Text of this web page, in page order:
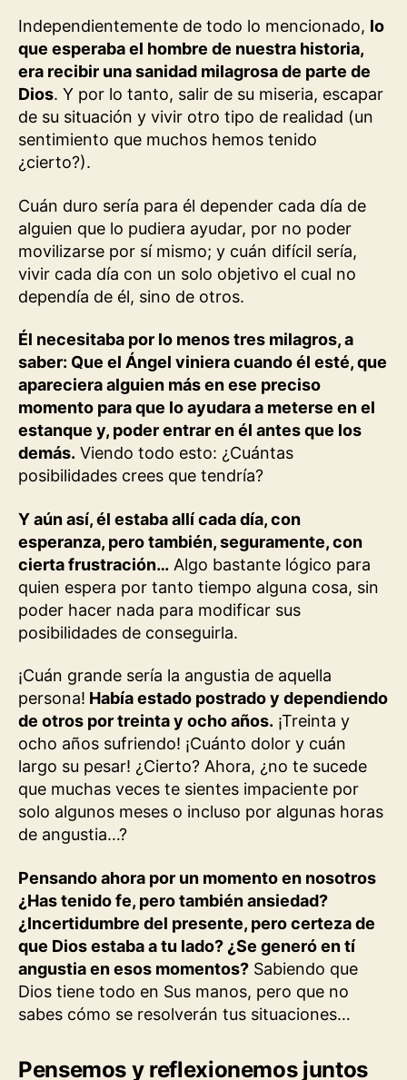
Independientemente de todo lo mencionado, lo
que esperaba el hombre de nuestra historia,
era recibir una sanidad milagrosa de parte de
Dios. Y por lo tanto, salir de su miseria, escapar
de su situación y vivir otro tipo de realidad (un
sentimiento que muchos hemos tenido
¿cierto?).
Cuán duro sería para él depender cada día de
alguien que lo pudiera ayudar, por no poder
movilizarse por sí mismo; y cuán difícil sería,
vivir cada día con un solo objetivo el cual no
dependía de él, sino de otros.
Él necesitaba por lo menos tres milagros, a
saber: Que el Ángel viniera cuando él esté, que
apareciera alguien más en ese preciso
momento para que lo ayudara a meterse en el
estanque y, poder entrar en él antes que los
demás. Viendo todo esto: ¿Cuántas
posibilidades crees que tendría?
Y aún así, él estaba allí cada día, con
esperanza, pero también, seguramente, con
cierta frustración… Algo bastante lógico para
quien espera por tanto tiempo alguna cosa, sin
poder hacer nada para modificar sus
posibilidades de conseguirla.
¡Cuán grande sería la angustia de aquella
persona! Había estado postrado y dependiendo
de otros por treinta y ocho años. ¡Treinta y
ocho años sufriendo! ¡Cuánto dolor y cuán
largo su pesar! ¿Cierto? Ahora, ¿no te sucede
que muchas veces te sientes impaciente por
solo algunos meses o incluso por algunas horas
de angustia…?
Pensando ahora por un momento en nosotros
¿Has tenido fe, pero también ansiedad?
¿Incertidumbre del presente, pero certeza de
que Dios estaba a tu lado? ¿Se generó en tí
angustia en esos momentos? Sabiendo que
Dios tiene todo en Sus manos, pero que no
sabes cómo se resolverán tus situaciones…
Pensemos y reflexionemos juntos